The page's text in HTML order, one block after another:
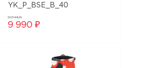
YK_P_BSE_B_40
розница
9 990 ₽